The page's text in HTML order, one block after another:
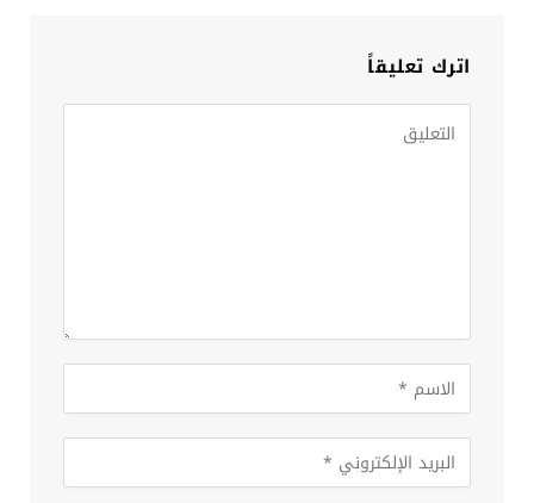
اترك تعليقاً